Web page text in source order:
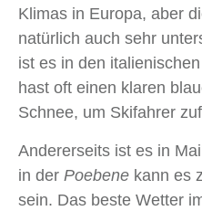
Klimas in Europa, aber
natürlich auch sehr
ist es in den
hast oft einen klaren
Schnee, um Skifahrer
Andererseits ist es in
in der Poebene kann es
sein. Das beste Wetter